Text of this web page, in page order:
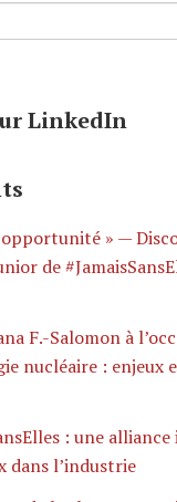
LinkedIn
opportunité » —
de
F.-Salomon à
nucléaire : enjeux
: une
dans l’industrie